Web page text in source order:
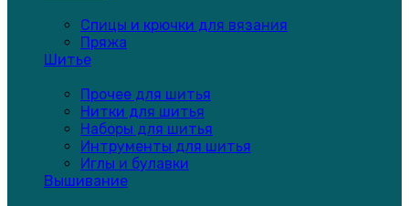
Спицы и крючки для вязания
Пряжа
Шитье
Прочее для шитья
Нитки для шитья
Наборы для шитья
Интрументы для шитья
Иглы и булавки
Вышивание